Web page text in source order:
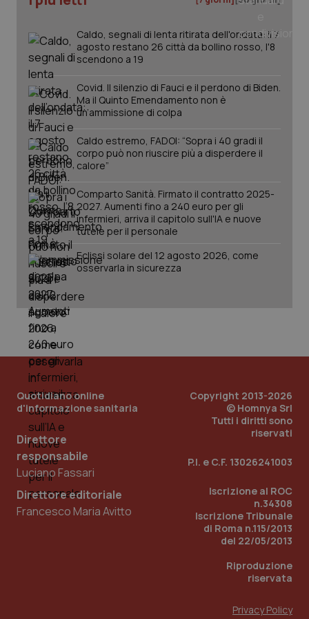
Caldo, segnali di lenta ritirata dell'ondata: il 7
agosto restano 26 città da bollino rosso, l'8
scendono a 19
Covid. Il silenzio di Fauci e il perdono di Biden.
Ma il Quinto Emendamento non è
un’ammissione di colpa
Caldo estremo, FADOI: “Sopra i 40 gradi il
corpo può non riuscire più a disperdere il
calore”
Comparto Sanità. Firmato il contratto 2025-
2027. Aumenti fino a 240 euro per gli
infermieri, arriva il capitolo sull'IA e nuove
tutele per il personale
Eclissi solare del 12 agosto 2026, come
osservarla in sicurezza
Quotidiano online
d'informazione sanitaria
Direttore
responsabile
Luciano Fassari
Direttore editoriale
Francesco Maria Avitto
Copyright 2013-2026
© Homnya Srl
Tutti i diritti sono
riservati
P.I. e C.F. 13026241003
Iscrizione al ROC
n.34308
Iscrizione Tribunale
di Roma n.115/2013
del 22/05/2013
Riproduzione
riservata
Privacy Policy
PHPSESSID
PHP.net
www.quotidianosanita.it
_ga_KM60CM4NPH .quotidianosanita.it
1
Scadenza